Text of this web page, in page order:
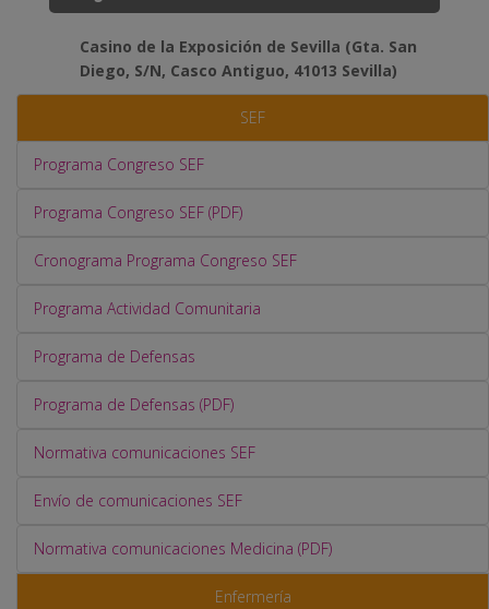
Casino de la Exposición de Sevilla (Gta. San
Diego, S/N, Casco Antiguo, 41013 Sevilla)
SEF
Programa Congreso SEF
Programa Congreso SEF (PDF)
Cronograma Programa Congreso SEF
Programa Actividad Comunitaria
Programa de Defensas
Programa de Defensas (PDF)
Normativa comunicaciones SEF
Envío de comunicaciones SEF
Normativa comunicaciones Medicina (PDF)
Enfermería